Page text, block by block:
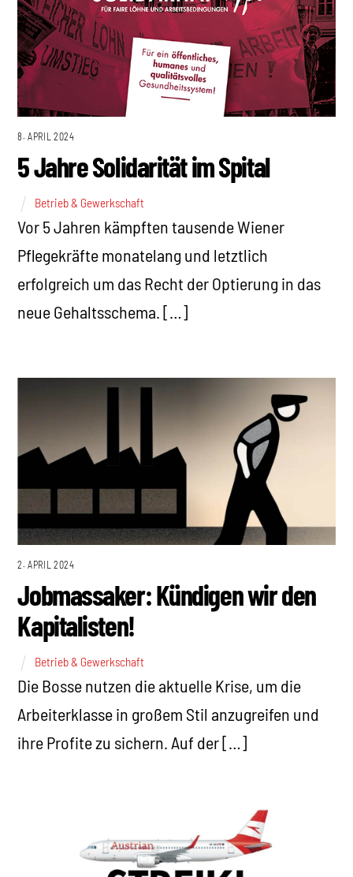
8. APRIL 2024
5 Jahre Solidarität im Spital
Betrieb & Gewerkschaft
Vor 5 Jahren kämpften tausende Wiener
Pflegekräfte monatelang und letztlich
erfolgreich um das Recht der Optierung in das
neue Gehaltsschema. […]
2. APRIL 2024
Jobmassaker: Kündigen wir den
Kapitalisten!
Betrieb & Gewerkschaft
Die Bosse nutzen die aktuelle Krise, um die
Arbeiterklasse in großem Stil anzugreifen und
ihre Profite zu sichern. Auf der […]